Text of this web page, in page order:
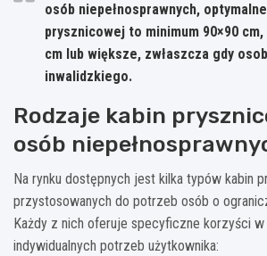
osób niepełnosprawnych,
prysznicowej to minimum 90×90
cm lub większe, zwłaszcza gdy
inwalidzkiego.
Rodzaje kabin
osób
Na rynku dostępnych jest kilka typów kabin
przystosowanych do potrzeb osób o
Każdy z nich oferuje specyficzne korzyści w
indywidualnych potrzeb użytkownika: